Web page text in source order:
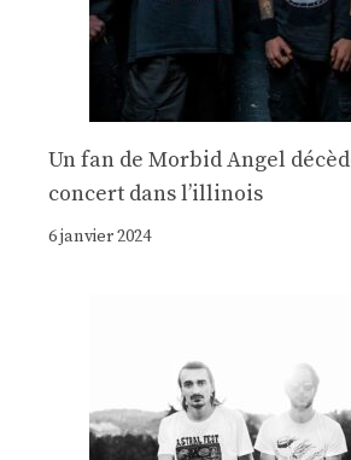
Un fan de Morbid Angel
concert dans l’illinois
6 janvier 2024